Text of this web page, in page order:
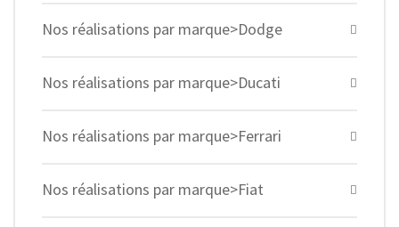
Nos réalisations par marque>Dodge
Nos réalisations par marque>Ducati
Nos réalisations par marque>Ferrari
Nos réalisations par marque>Fiat